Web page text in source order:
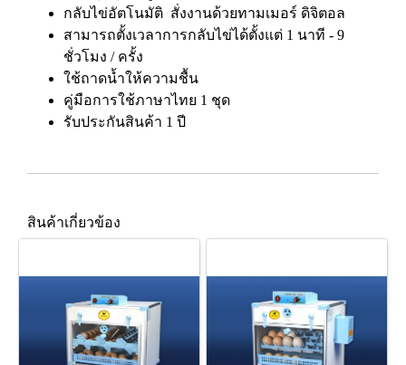
กลับไข่อัตโนมัติ สั่งงานด้วยทามเมอร์ ดิจิตอล
สามารถตั้งเวลาการกลับไข่ได้ตั้งแต่ 1 นาที - 9
ชั่วโมง / ครั้ง
ใช้ถาดน้ำให้ความชื้น
คู่มือการใช้ภาษาไทย 1 ชุด
รับประกันสินค้า 1 ปี
สินค้าเกี่ยวข้อง